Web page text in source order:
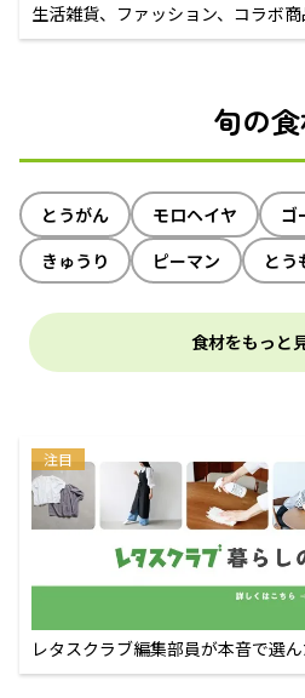
生活雑貨、ファッション、コラボ
えるECサイト
旬の
とうがん モロヘイヤ ゴ
きゅうり
ピーマン とう
食材をもっと
注目
レタスクラブ編集部員が本音で選